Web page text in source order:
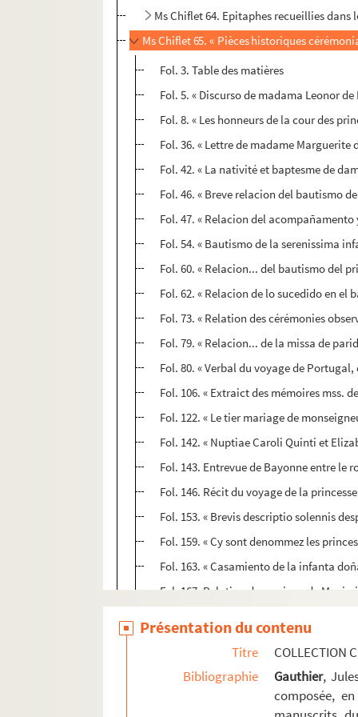
Ms Chiflet 64. Epitaphes recueillies dans
Ms Chiflet 65. « Pièces historiques
Fol. 3. Table des matières
Fol. 5. « Discurso de madama Leonor
Fol. 8. « Les honneurs de la cour des
Fol. 36. « Lettre de madame
Fol. 42. « La nativité et baptesme de
Fol. 46. « Breve relacion del bautismo
Fol. 47. « Relacion del
Fol. 54. « Bautismo de la serenissima
Fol. 60. « Relacion... del bautismo del
Fol. 62. « Relacion de lo sucedido en
Fol. 73. « Relation des cérémonies
Fol. 79. « Relacion... de la missa de
Fol. 80. « Verbal du voyage de
Fol. 106. « Extraict des mémoires mss.
Fol. 122. « Le tier mariage de
Fol. 142. « Nuptiae Caroli Quinti et
Fol. 143. Entrevue de Bayonne entre le
Fol. 146. Récit du voyage de la
Fol. 153. « Brevis descriptio solennis
Fol. 159. « Cy sont denommez les
Fol. 163. « Casamiento de la infanta
Fol. 167. Relation du mariage de
Fol. 176. « Les heureuses alliances de
Présentation du contenu
Titre
COLLECTION
Bibliographie
Gauthier,
composée,